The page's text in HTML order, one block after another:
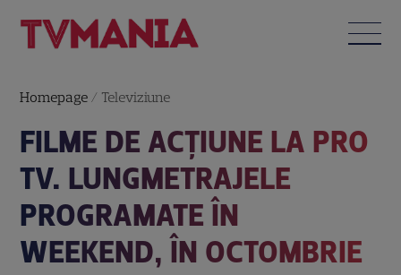
Homepage / Televiziune
FILME DE ACȚIUNE LA PRO
TV. LUNGMETRAJELE
PROGRAMATE ÎN
WEEKEND, ÎN OCTOMBRIE